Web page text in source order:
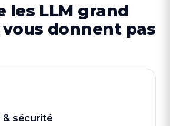
les LLM grand
donnent pas
& sécurité